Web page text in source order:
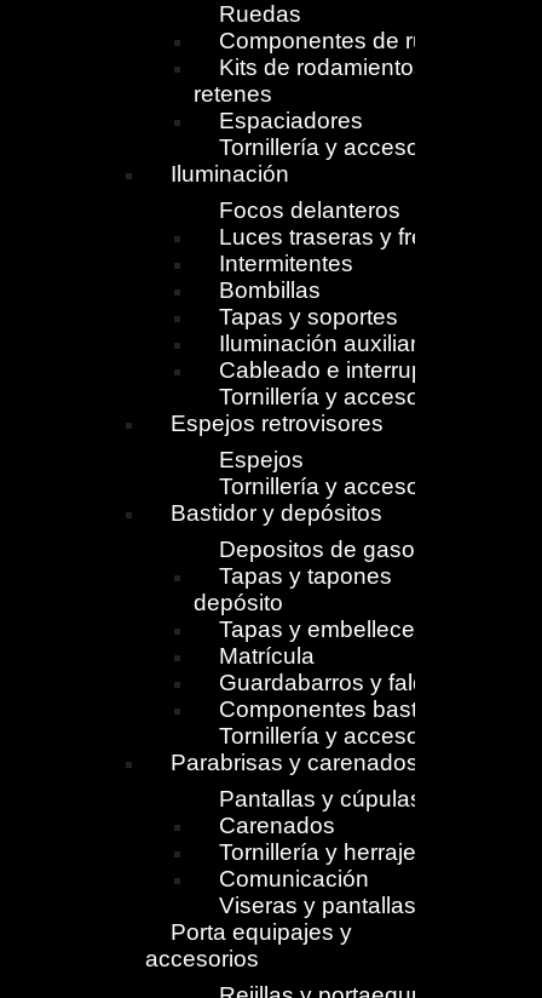
Ruedas
Componentes de ruedas
Kits de rodamientos y
retenes
Espaciadores
Tornillería y accesorios
Iluminación
Focos delanteros
Luces traseras y freno
Intermitentes
Bombillas
Tapas y soportes
Iluminación auxiliar
Cableado e interruptores
Tornillería y accesorios
Espejos retrovisores
Espejos
Tornillería y accesorios
Bastidor y depósitos
Depositos de gasolina
Tapas y tapones
depósito
Tapas y embellecedores
Matrícula
Guardabarros y faldones
Componentes bastidor
Tornillería y accesorios
Parabrisas y carenados
Pantallas y cúpulas
Carenados
Tornillería y herrajes
Comunicación
Viseras y pantallas
Porta equipajes y
accesorios